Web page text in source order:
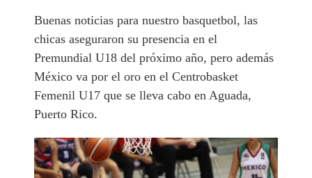
Buenas noticias para nuestro basquetbol, las
chicas aseguraron su presencia en el
Premundial U18 del próximo año, pero además
México va por el oro en el Centrobasket
Femenil U17 que se lleva cabo en Aguada,
Puerto Rico.